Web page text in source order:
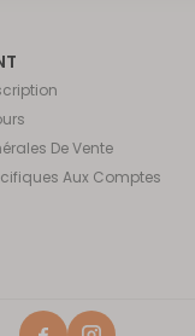
De Vente
Aux Comptes